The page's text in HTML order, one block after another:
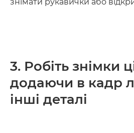
3. Робіть знімки
додаючи в кадр
інші деталі